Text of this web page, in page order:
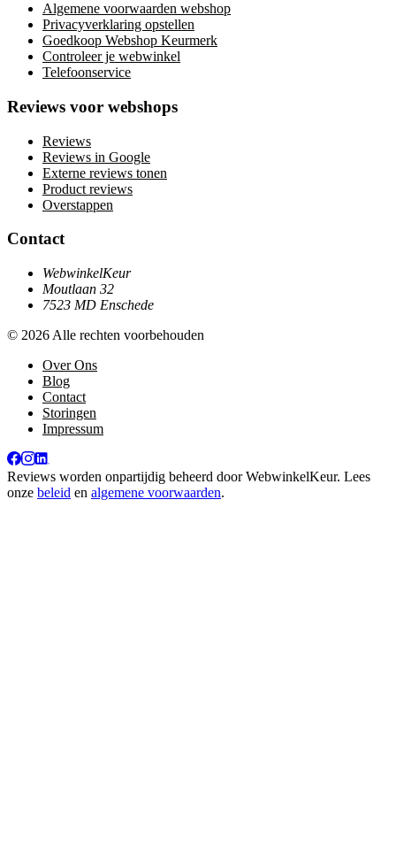
Algemene voorwaarden webshop
Privacyverklaring opstellen
Goedkoop Webshop Keurmerk
Controleer je webwinkel
Telefoonservice
Reviews voor webshops
Reviews
Reviews in Google
Externe reviews tonen
Product reviews
Overstappen
Contact
WebwinkelKeur
Moutlaan 32
7523 MD Enschede
© 2026 Alle rechten voorbehouden
Over Ons
Blog
Contact
Storingen
Impressum
Reviews worden onpartijdig beheerd doorWebwinkelKeur. Lees
onze beleid en algemene voorwaarden.